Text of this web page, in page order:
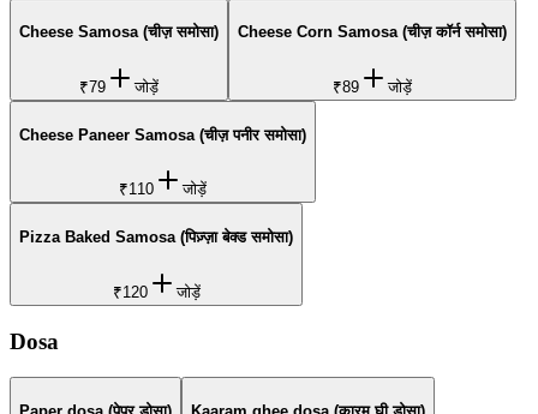
Cheese Samosa (चीज़ समोसा)
₹79 जोड़ें
Cheese Corn Samosa (चीज़ कॉर्न समोसा)
₹89 जोड़ें
Cheese Paneer Samosa (चीज़ पनीर समोसा)
₹110 जोड़ें
Pizza Baked Samosa (पिज़्ज़ा बेक्ड समोसा)
₹120 जोड़ें
Dosa